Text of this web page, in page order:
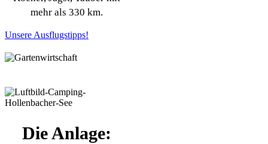
mehr als 330 km.
Unsere Ausflugstipps!
Die Anlage: